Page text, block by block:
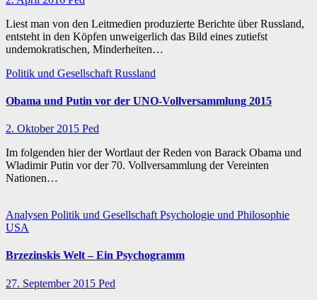
Liest man von den Leitmedien produzierte Berichte über Russland,
entsteht in den Köpfen unweigerlich das Bild eines zutiefst
undemokratischen, Minderheiten…
Politik und Gesellschaft Russland
Obama und Putin vor der UNO-Vollversammlung 2015
2. Oktober 2015 Ped
Im folgenden hier der Wortlaut der Reden von Barack Obama und
Wladimir Putin vor der 70. Vollversammlung der Vereinten
Nationen…
Analysen Politik und Gesellschaft Psychologie und Philosophie
USA
Brzezinskis Welt – Ein Psychogramm
27. September 2015 Ped